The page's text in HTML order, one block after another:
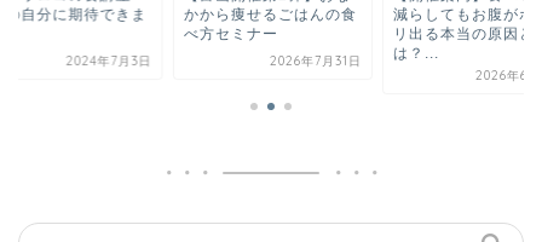
の自分に期待できま
2024年7月3日
かから痩せるごはんの食
べ方セミナー
2026年7月31日
減らしてもお腹がポ
リ出る本当の原因と
は？...
2026年6